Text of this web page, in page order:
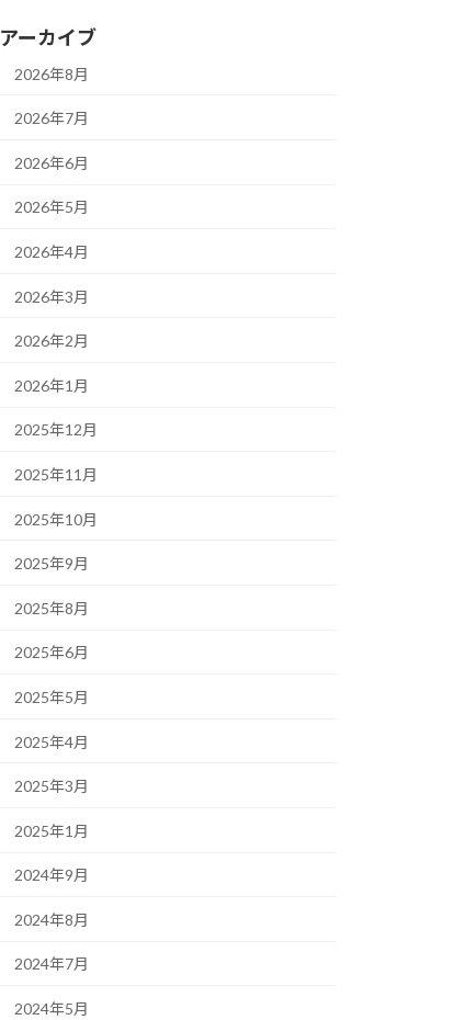
アーカイブ
2026年8月
2026年7月
2026年6月
2026年5月
2026年4月
2026年3月
2026年2月
2026年1月
2025年12月
2025年11月
2025年10月
2025年9月
2025年8月
2025年6月
2025年5月
2025年4月
2025年3月
2025年1月
2024年9月
2024年8月
2024年7月
2024年5月